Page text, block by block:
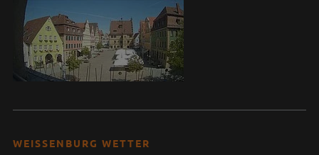
WEISSENBURG WETTER